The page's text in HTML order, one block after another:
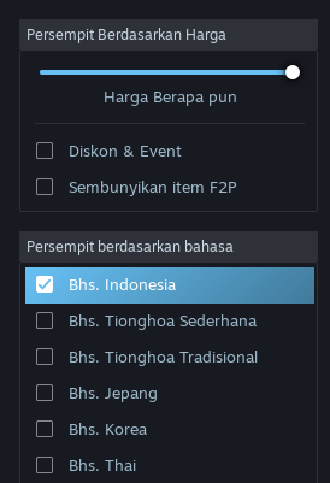
Login
Tentang
Bantuan
Ubah bahasa
Dapatkan Aplikasi Seluler Steam
Lihat situs web desktop
Persempit Berdasarkan Harga
Harga Berapa pun
Diskon & Event
Sembunyikan item F2P
Persempit berdasarkan bahasa
Bhs. Indonesia
Bhs. Tionghoa Sederhana
Bhs. Tionghoa Tradisional
Bhs. Jepang
Bhs. Korea
Bhs. Thai
Pengembang: Joshua Hughes
Berdasarkan Relevansi
0 hasil cocok dengan pencarianmu. 3 produk
berdasarkan preferensimu.